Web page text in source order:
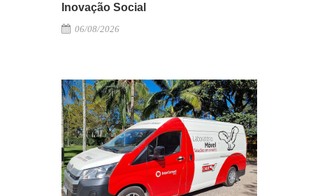
Inovação Social
06/08/2026